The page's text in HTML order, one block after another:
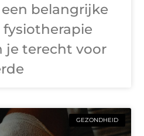
belangrijke
fysiotherapie
je terecht voor
GEZONDHEID